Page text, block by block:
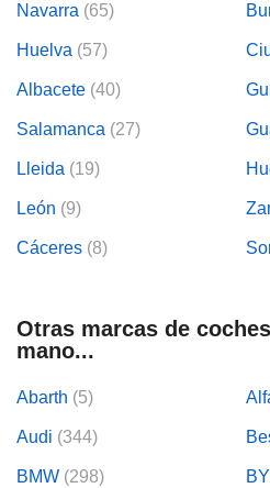
Navarra (65)
Huelva (57)
Albacete (40)
Salamanca (27)
Lleida (19)
León (9)
Cáceres (8)
Otras marcas de
mano...
Abarth (5)
Audi (344)
BMW (298)